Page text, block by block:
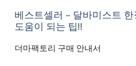
베스트셀러 – 달바미스트
도움이 되는 팁!!
더마팩토리 구매 안내서